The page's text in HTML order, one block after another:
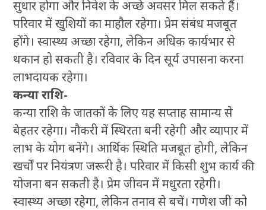
सुधार होगा और निवेश के अच्छे अवसर मिल सकते हैं।
परिवार में खुशियों का माहौल रहेगा। प्रेम संबंध मजबूत
होंगे। स्वास्थ्य अच्छा रहेगा, लेकिन अधिक कार्यभार से
थकान हो सकती है। रविवार के दिन सूर्य उपासना करना
लाभदायक रहेगा।
कन्या राशि-
कन्या राशि के जातकों के लिए यह सप्ताह सामान्य से
बेहतर रहेगा। नौकरी में स्थिरता बनी रहेगी और व्यापार में
लाभ के योग बनेंगे। आर्थिक स्थिति मजबूत होगी, लेकिन
खर्चों पर नियंत्रण जरूरी है। परिवार में किसी शुभ कार्य की
योजना बन सकती है। प्रेम जीवन में मधुरता रहेगी।
स्वास्थ्य अच्छा रहेगा, लेकिन तनाव से बचें। गणेश जी को